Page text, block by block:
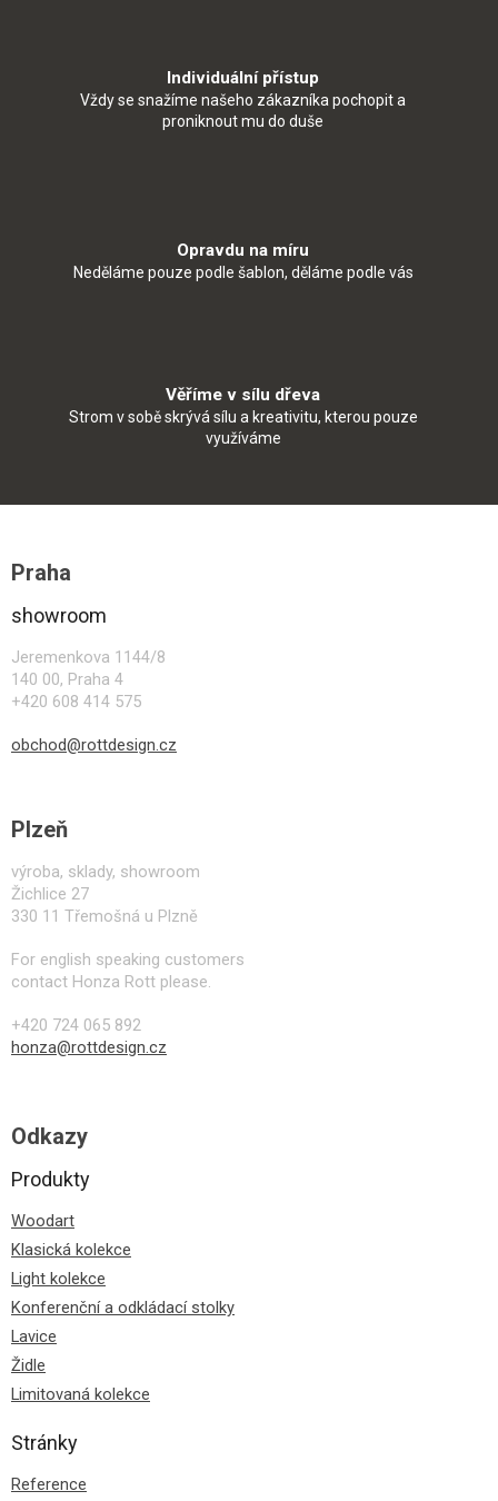
Individuální přístup
Vždy se snažíme našeho zákazníka pochopit a
proniknout mu do duše
Opravdu na míru
Neděláme pouze podle šablon, děláme podle vás
Věříme v sílu dřeva
Strom v sobě skrývá sílu a kreativitu, kterou pouze
využíváme
Praha
showroom
Jeremenkova 1144/8
140 00, Praha 4
+420 608 414 575
obchod@rottdesign.cz
Plzeň
výroba, sklady, showroom
Žichlice 27
330 11 Třemošná u Plzně
For english speaking customers
contact Honza Rott please.
+420 724 065 892
honza@rottdesign.cz
Odkazy
Produkty
Woodart
Klasická kolekce
Light kolekce
Konferenční a odkládací stolky
Lavice
Židle
Limitovaná kolekce
Stránky
Reference